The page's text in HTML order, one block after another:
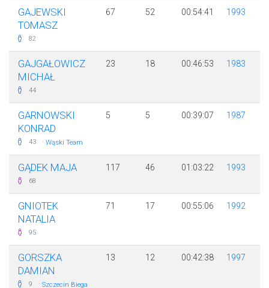
GAJEWSKI
TOMASZ
82
67 52 00:54:41 1993
GAJGAŁOWICZ
MICHAŁ
44
23 18 00:46:53 1983
GARNOWSKI
KONRAD
43 · Wąski Team
5 5 00:39:07 1987
GĄDEK MAJA
68
117 46 01:03:22 1993
GNIOTEK
NATALIA
95
71 17 00:55:06 1992
GORSZKA
DAMIAN
9 · Szczecin Biega
13 12 00:42:38 1997